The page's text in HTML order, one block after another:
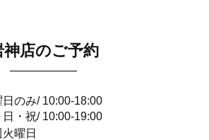
神店のご予約
日のみ/ 10:00-18:00
日・祝/ 10:00-19:00
曜日